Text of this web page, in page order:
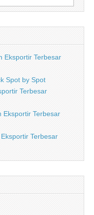
Eksportir Terbesar
Spot by Spot
Terbesar
Eksportir Terbesar
Terbesar